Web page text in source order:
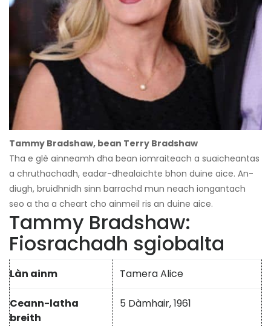
Tammy Bradshaw, bean Terry Bradshaw
Tha e glè ainneamh dha bean iomraiteach a suaicheantas
a chruthachadh, eadar-dhealaichte bhon duine aice. An-
diugh, bruidhnidh sinn barrachd mun neach iongantach
seo a tha a cheart cho ainmeil ris an duine aice.
Tammy Bradshaw:
Fiosrachadh sgiobalta
Làn ainm Tamera Alice
Ceann-latha
breith
5 Dàmhair, 1961